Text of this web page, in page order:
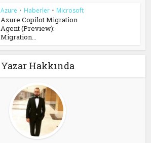
Azure • Haberler • Microsoft
Azure Copilot Migration
Agent (Preview):
Migration...
Yazar Hakkında